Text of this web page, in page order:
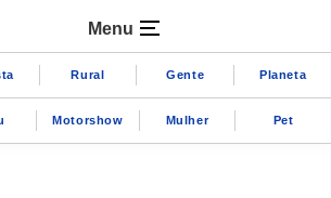
Menu
Rural Gente Planeta
Motorshow Mulher Pet